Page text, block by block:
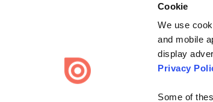
Cookie
We use
and mobile
display
Privacy
Some of
Create once, share
Issuu turns PDFs and other files into interactive